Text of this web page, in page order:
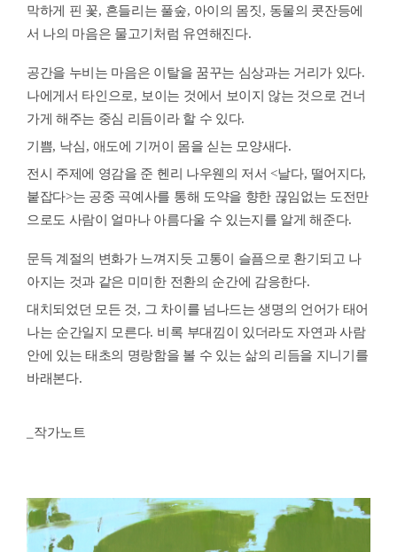
막하게 핀 꽃, 흔들리는 풀숲, 아이의 몸짓, 동물의 콧잔등에
서 나의 마음은 물고기처럼 유연해진다.
공간을 누비는 마음은 이탈을 꿈꾸는 심상과는 거리가 있다.
나에게서 타인으로, 보이는 것에서 보이지 않는 것으로 건너
가게 해주는 중심 리듬이라 할 수 있다.
기쁨, 낙심, 애도에 기꺼이 몸을 싣는 모양새다.
전시 주제에 영감을 준 헨리 나우웬의 저서 <날다, 떨어지다,
붙잡다>는 공중 곡예사를 통해 도약을 향한 끊임없는 도전만
으로도 사람이 얼마나 아름다울 수 있는지를 알게 해준다.
문득 계절의 변화가 느껴지듯 고통이 슬픔으로 환기되고 나
아지는 것과 같은 미미한 전환의 순간에 감응한다.
대치되었던 모든 것, 그 차이를 넘나드는 생명의 언어가 태어
나는 순간일지 모른다. 비록 부대낌이 있더라도 자연과 사람
안에 있는 태초의 명랑함을 볼 수 있는 삶의 리듬을 지니기를
바래본다.
작가노트